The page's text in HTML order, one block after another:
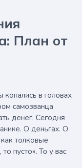
План от
в головах
самозванца
денег. Сегодня
О деньгах. О
толковые
пусто». То у вас